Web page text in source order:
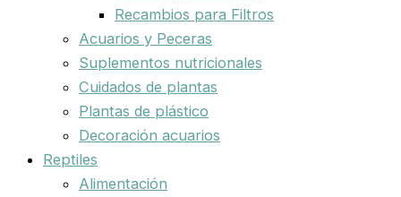
Recambios para Filtros
Acuarios y Peceras
Suplementos nutricionales
Cuidados de plantas
Plantas de plástico
Decoración acuarios
Reptiles
Alimentación